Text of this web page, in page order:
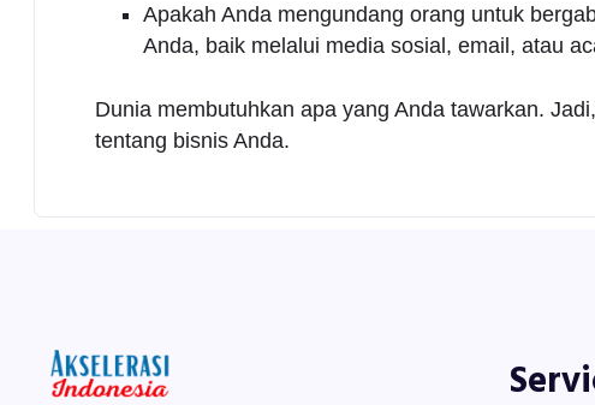
Apakah Anda mengundang orang untuk
Anda, baik melalui media sosial, email, atau
Dunia membutuhkan apa yang Anda tawarkan.
tentang bisnis Anda.